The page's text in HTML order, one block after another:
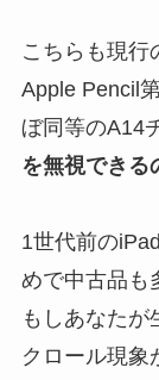
こちらも現行
Apple Pencil
ぼ同等のA14
を無視できる
1世代前の
めで中古品も
もしあなたが
クロール現象